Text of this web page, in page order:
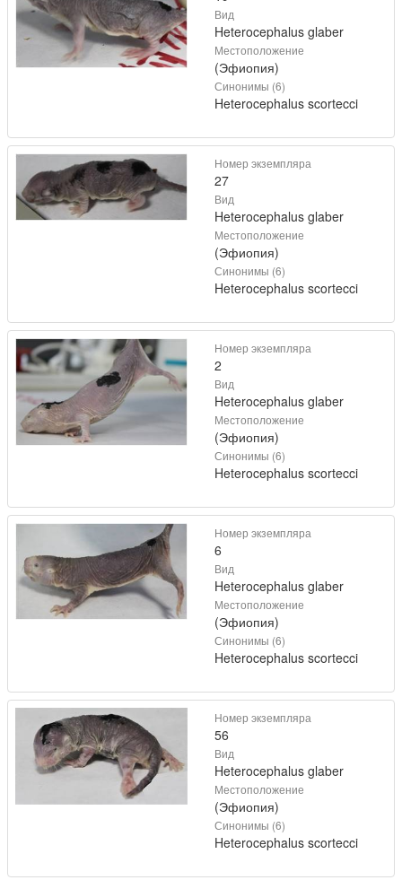
Вид
Heterocephalus glaber
Местоположение
(Эфиопия)
Синонимы (6)
Heterocephalus scortecci
Номер экземпляра
27
Вид
Heterocephalus glaber
Местоположение
(Эфиопия)
Синонимы (6)
Heterocephalus scortecci
Номер экземпляра
2
Вид
Heterocephalus glaber
Местоположение
(Эфиопия)
Синонимы (6)
Heterocephalus scortecci
Номер экземпляра
6
Вид
Heterocephalus glaber
Местоположение
(Эфиопия)
Синонимы (6)
Heterocephalus scortecci
Номер экземпляра
56
Вид
Heterocephalus glaber
Местоположение
(Эфиопия)
Синонимы (6)
Heterocephalus scortecci